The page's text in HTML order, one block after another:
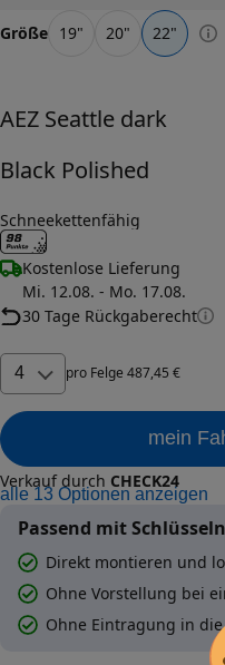
Größe 19" 20" 22"
AEZ Seattle dark
Black Polished
Schneekettenfähig
Kostenlose Lieferung
Mi. 12.08. - Mo. 17.08.
30 Tage Rückgaberecht
4 pro Felge 487,45 €
mein
Verkauf durch CHECK24
alle 13 Optionen anzeigen
Passend mit
Direkt montieren und
Ohne Vorstellung bei
Ohne Eintragung in